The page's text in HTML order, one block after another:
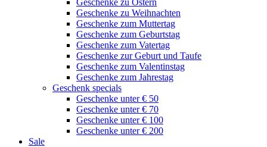
Geschenke zu Ostern
Geschenke zu Weihnachten
Geschenke zum Muttertag
Geschenke zum Geburtstag
Geschenke zum Vatertag
Geschenke zur Geburt und Taufe
Geschenke zum Valentinstag
Geschenke zum Jahrestag
Geschenk specials
Geschenke unter € 50
Geschenke unter € 70
Geschenke unter € 100
Geschenke unter € 200
Sale